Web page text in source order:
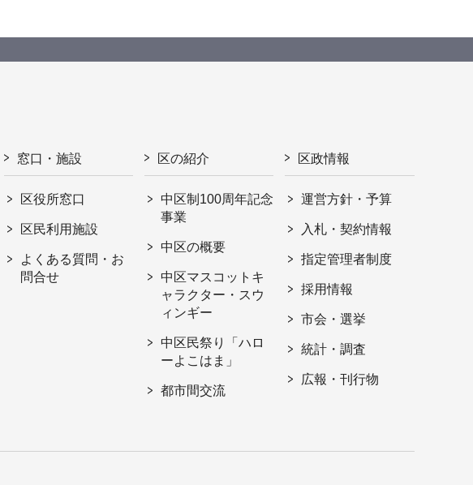
窓口・施設
区役所窓口
区民利用施設
よくある質問・お
問合せ
区の紹介
中区制100周年記念
事業
中区の概要
中区マスコットキ
ャラクター・スウ
ィンギー
中区民祭り「ハロ
ーよこはま」
都市間交流
区政情報
運営方針・予算
入札・契約情報
指定管理者制度
採用情報
市会・選挙
統計・調査
広報・刊行物